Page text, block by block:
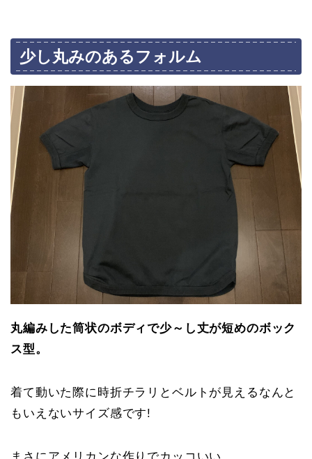
少し丸みのあるフォルム
丸編みした筒状のボディで少～し丈が短めのボック
ス型。
着て動いた際に時折チラリとベルトが見えるなんと
もいえないサイズ感です!